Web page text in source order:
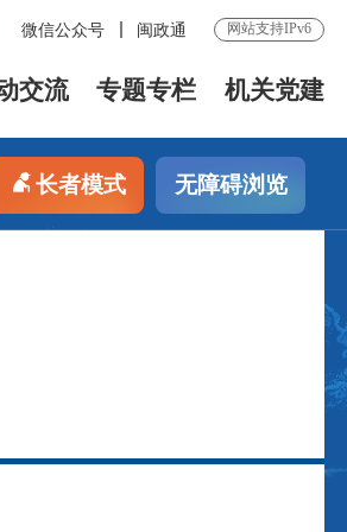
微信公众号 闽政通 网站支持IPv6
交流 专题专栏 机关党建
长者模式 无障碍浏览